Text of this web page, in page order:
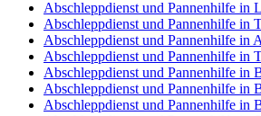
Abschleppdienst und Pannenhilfe in
Abschleppdienst und Pannenhilfe in
Abschleppdienst und Pannenhilfe in
Abschleppdienst und Pannenhilfe in
Abschleppdienst und Pannenhilfe in
Abschleppdienst und Pannenhilfe in
Abschleppdienst und Pannenhilfe in